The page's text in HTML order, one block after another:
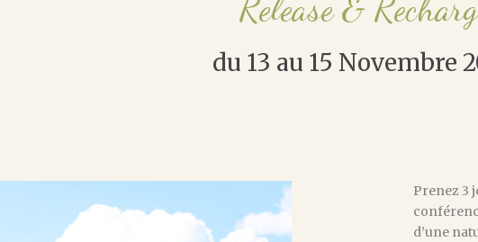
du 13 au 15 Novembre
Prenez 3
d’une